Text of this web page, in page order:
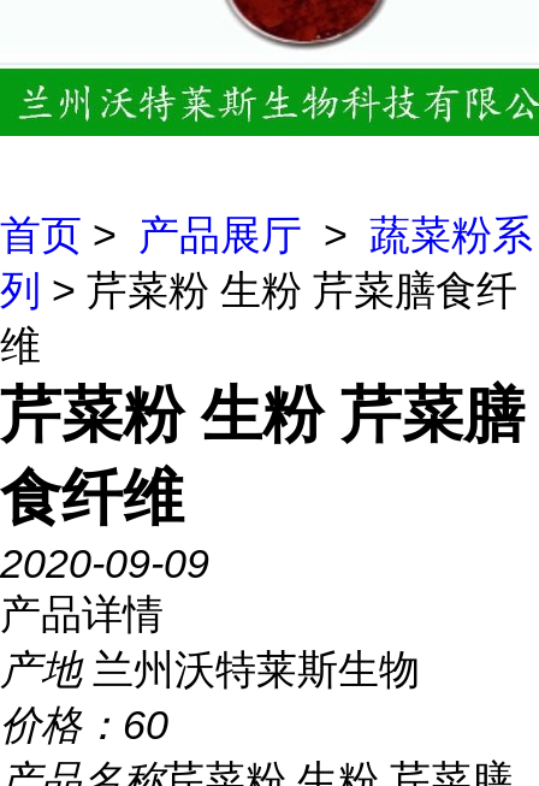
首页 > 产品展厅 > 蔬菜粉系
列 > 芹菜粉 生粉 芹菜膳食纤
维
芹菜粉 生粉 芹菜膳
食纤维
2020-09-09
产品详情
产地 兰州沃特莱斯生物
价格： 60